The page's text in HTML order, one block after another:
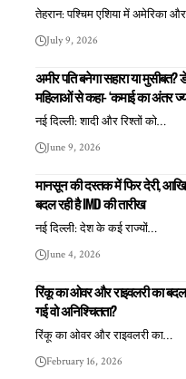
तेहरान: पश्चिम एशिया में अमेरिका और
July 9, 2026
अमीर पति बनेगा सहारा या
महिलाओं से कहा- ‘कमाई का अंतर
नई दिल्ली: शादी और रिश्तों को…
June 9, 2026
मानसून की दस्तक में फिर देरी,
बदल रही है IMD की तारीख
नई दिल्ली: देश के कई राज्यों…
June 4, 2026
रिंकू का ओवर और राइवलरी का
गई वो अनिश्चितता?
रिंकू का ओवर और राइवलरी का…
February 16, 2026